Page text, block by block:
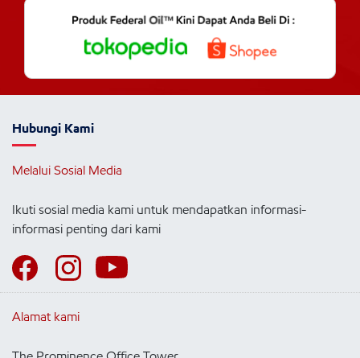
Hubungi Kami
Melalui Sosial Media
Ikuti sosial media kami untuk mendapatkan informasi-
informasi penting dari kami
Alamat kami